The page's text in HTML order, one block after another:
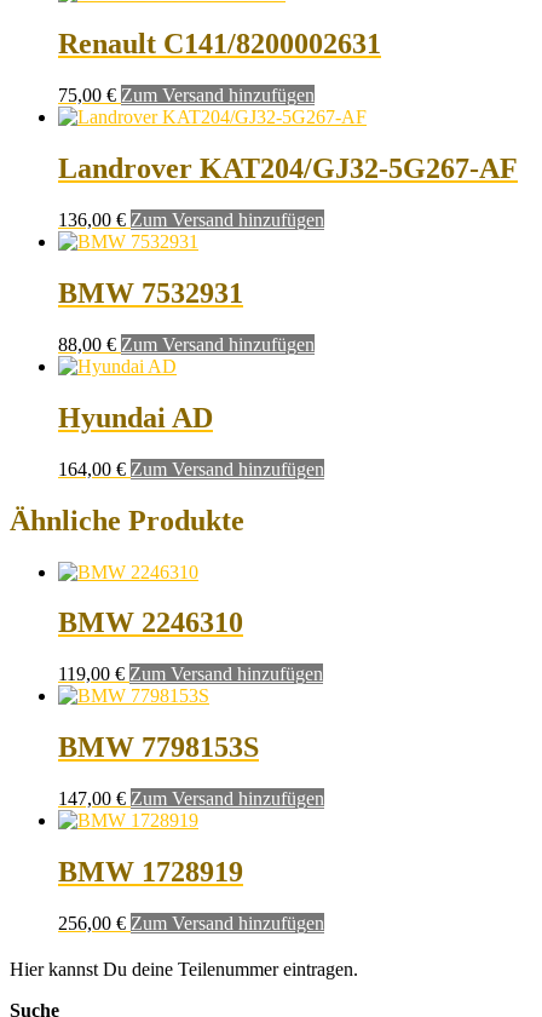
Renault C141/8200002631
75,00 € Zum Versand hinzufügen
Landrover KAT204/GJ32-5G267-AF
136,00 € Zum Versand hinzufügen
BMW 7532931
88,00 € Zum Versand hinzufügen
Hyundai AD
164,00 € Zum Versand hinzufügen
Ähnliche Produkte
BMW 2246310
119,00 € Zum Versand hinzufügen
BMW 7798153S
147,00 € Zum Versand hinzufügen
BMW 1728919
256,00 € Zum Versand hinzufügen
Hier kannst Du deine Teilenummer eintragen.
Suche